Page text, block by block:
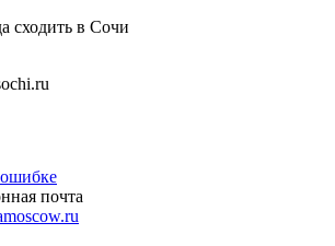
в Сочи
почта